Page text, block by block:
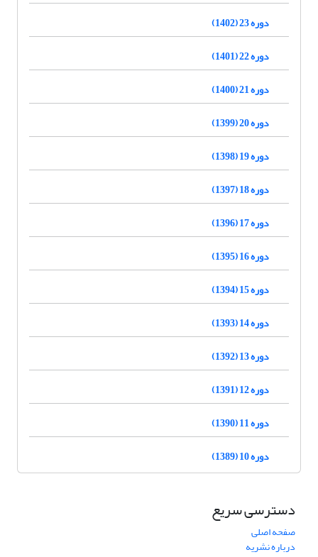
دوره 23 (1402)
دوره 22 (1401)
دوره 21 (1400)
دوره 20 (1399)
دوره 19 (1398)
دوره 18 (1397)
دوره 17 (1396)
دوره 16 (1395)
دوره 15 (1394)
دوره 14 (1393)
دوره 13 (1392)
دوره 12 (1391)
دوره 11 (1390)
دوره 10 (1389)
دسترسی سریع
صفحه اصلی
درباره نشریه